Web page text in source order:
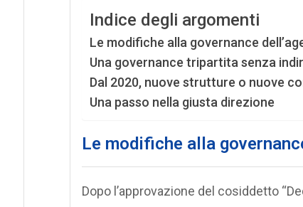
Indice degli argomenti
Le modifiche alla governance
Una governance tripartita senza
Dal 2020, nuove strutture o nuove
Una passo nella giusta direzione
Le modifiche alla
Dopo l’approvazione del cosiddetto